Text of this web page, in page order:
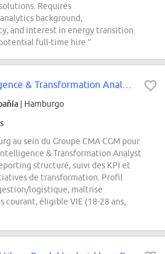
Requires
background,
and interest in energy transition.
full-time hire.”
| Hamburgo
au sein du Groupe CMA CGM pour
& Transformation Analyst.
structuré, suivi des KPI et
de transformation. Profil
logistique, maîtrise
courant, éligible VIE (18-28 ans,